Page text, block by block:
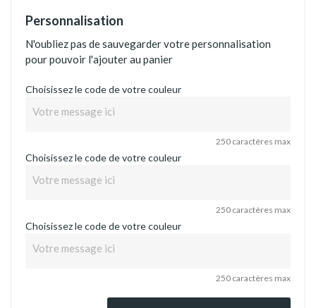
Personnalisation
N'oubliez pas de sauvegarder votre personnalisation
pour pouvoir l'ajouter au panier
Choisissez le code de votre couleur
250 caractères max
Choisissez le code de votre couleur
250 caractères max
Choisissez le code de votre couleur
250 caractères max